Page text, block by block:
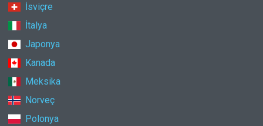
İsviçre
İtalya
Japonya
Kanada
Meksika
Norveç
Polonya